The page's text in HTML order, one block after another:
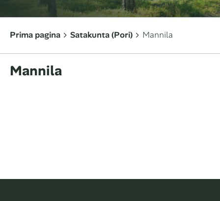
Prima pagina Satakunta (Pori) Mannila
Mannila